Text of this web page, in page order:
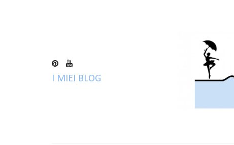
I MIEI BLOG